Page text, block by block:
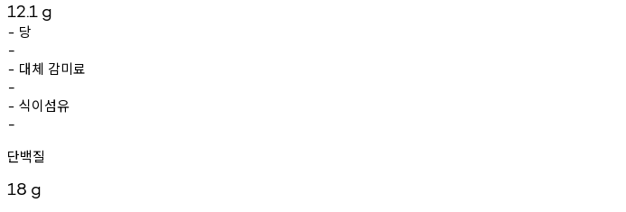
12.1 g
- 당
-
- 대체 감미료
-
- 식이섬유
-
단백질
18 g